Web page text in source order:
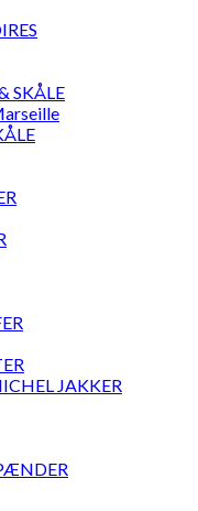
SKÅLE
JAKKER